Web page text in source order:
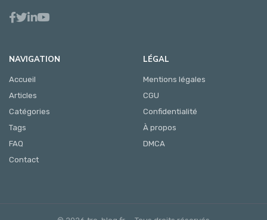
NAVIGATION
Accueil
Articles
Catégories
Tags
FAQ
Contact
LÉGAL
Mentions légales
CGU
Confidentialité
À propos
DMCA